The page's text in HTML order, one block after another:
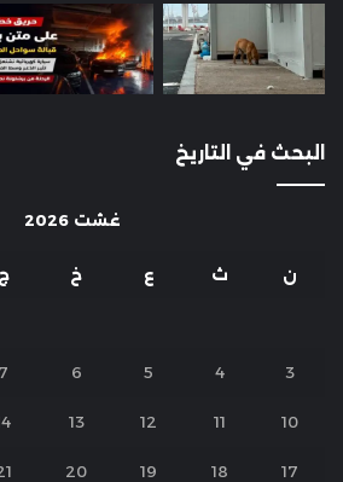
البحث في التاريخ
غشت 2026
ن ث ع خ ج
3
4
5
6
7
10
11
12
13
17
18
19
20